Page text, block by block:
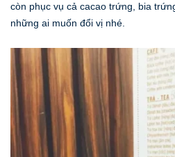
còn phục vụ cả cacao trứng, bia
những ai muốn đổi vị nhé.